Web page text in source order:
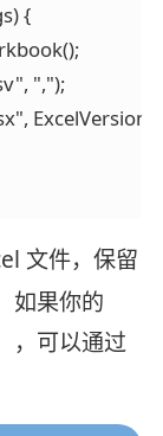
{
",");
文件，保留
如果你的
，可以通过